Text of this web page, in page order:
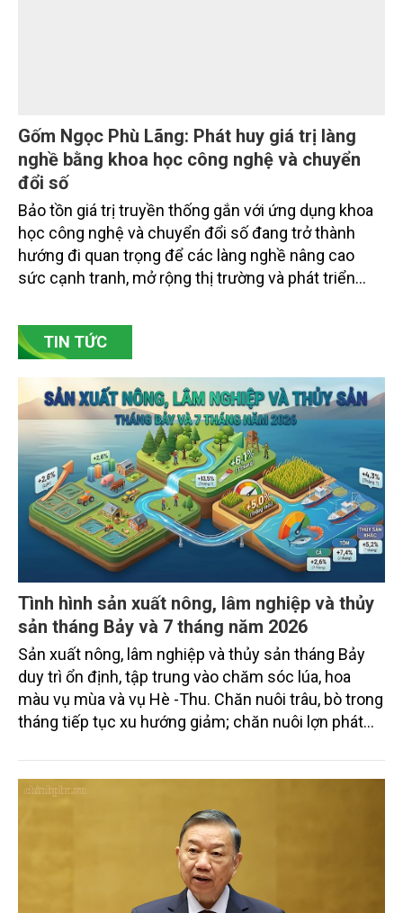
Gốm Ngọc Phù Lãng: Phát huy giá trị làng
nghề bằng khoa học công nghệ và chuyển
đổi số
Bảo tồn giá trị truyền thống gắn với ứng dụng khoa
học công nghệ và chuyển đổi số đang trở thành
hướng đi quan trọng để các làng nghề nâng cao
sức cạnh tranh, mở rộng thị trường và phát triển
Bắc Ninh, nhiều nghệ nhân và cơ sở sản xuất đã
chủ động đổi mới tư duy, đầu tư công nghệ, xây
TIN TỨC
Tình hình sản xuất nông, lâm nghiệp và thủy
sản tháng Bảy và 7 tháng năm 2026
Sản xuất nông, lâm nghiệp và thủy sản tháng Bảy
duy trì ổn định, tập trung vào chăm sóc lúa, hoa
màu vụ mùa và vụ Hè -Thu. Chăn nuôi trâu, bò trong
tháng tiếp tục xu hướng giảm; chăn nuôi lợn phát
trưởng khá. Diện tích rừng trồng mới và sản lượng
thủy sản đều tăng nhẹ.